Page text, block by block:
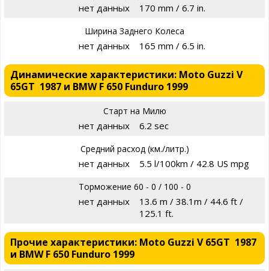
нет данных 170 mm / 6.7 in.
Ширина Заднего Колеса
нет данных 165 mm / 6.5 in.
Динамические характеристики: Moto Guzzi V
65GT 1987 и BMW F 650 Funduro 1999
Старт на Милю
нет данных 6.2 sec
Средний расход (км./литр.)
нет данных 5.5 l/100km / 42.8 US mpg
Торможение 60 - 0 / 100 - 0
нет данных
13.6 m / 38.1m / 44.6 ft /
125.1 ft.
Прочие характеристики: Moto Guzzi V 65GT 1987
и BMW F 650 Funduro 1999